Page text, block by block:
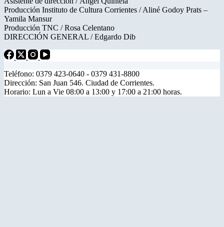
Producción Instituto de Cultura Corrientes / Aliné Godoy Prats –
Yamila Mansur
Producción TNC / Rosa Celentano
DIRECCIÓN GENERAL / Edgardo Dib
Teléfono: 0379 423-0640 - 0379 431-8800
Dirección: San Juan 546. Ciudad de Corrientes.
Horario: Lun a Vie 08:00 a 13:00 y 17:00 a 21:00 horas.